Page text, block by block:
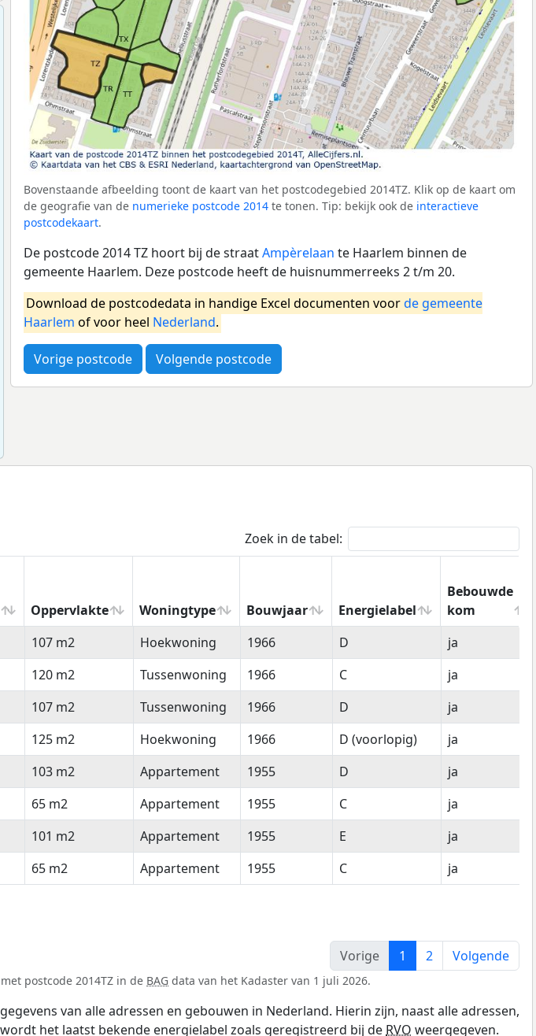
Bovenstaande afbeelding toont de kaart van het postcodegebied 2014TZ. Klik op de kaart om
de geografie van de numerieke postcode 2014 te tonen. Tip: bekijk ook de interactieve
postcodekaart.
De postcode 2014 TZ hoort bij de straatAmpèrelaan te Haarlem binnen de
gemeente Haarlem. Deze postcode heeft de huisnummerreeks 2 t/m 20.
Download de postcodedata in handige Excel documenten voorde gemeente
Haarlem of voor heel Nederland.
Vorige postcode Volgende postcode
Zoek in de tabel:
Oppervlakte Woningtype Bouwjaar Energielabel
Bebouwde
kom
Oppervlakte Woningtype Bouwjaar Energielabel
Bebouwde
kom
107 m2 Hoekwoning 1966 D
ja
120 m2 Tussenwoning 1966 C
ja
107 m2 Tussenwoning 1966 D
ja
125 m2 Hoekwoning 1966 D (voorlopig)
ja
103 m2 Appartement 1955 D
ja
65 m2 Appartement 1955 C
ja
101 m2 Appartement 1955 E
ja
65 m2 Appartement 1955 C ja
Vorige
1 2 Volgende
postcode 2014TZ in de BAG data van het Kadaster van 1 juli 2026.
van alle adressen en gebouwen in Nederland. Hierin zijn, naast alle adressen,
het laatst bekende energielabel zoals geregistreerd bij de RVO weergegeven.